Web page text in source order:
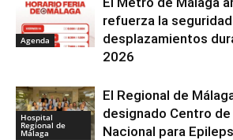
Agenda
refuerza la
desplazamientos
2026
Hospital
Regional de
Málaga
El Regional de
designado Centro
Nacional para